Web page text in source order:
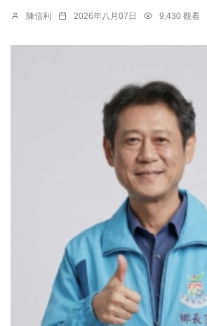
陳信利 2026年八月07日 9,430 觀看